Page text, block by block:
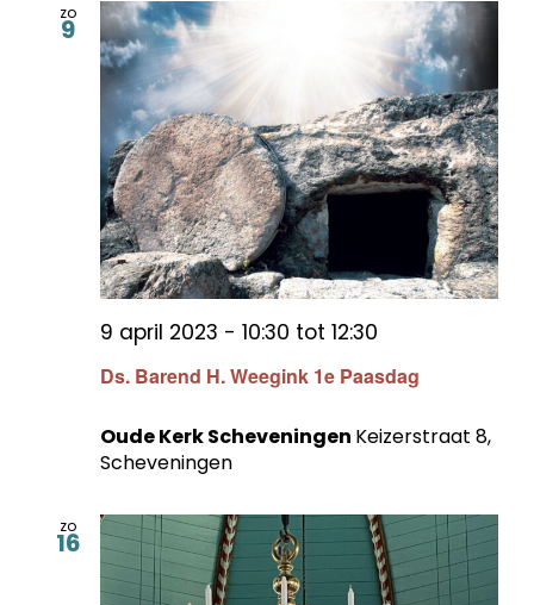
zo
9
Ds. Barend H. Weegink 1e Paasdag
9 april 2023 - 10:30 tot 12:30
Oude Kerk Scheveningen Keizerstraat 8,
Scheveningen
zo
16